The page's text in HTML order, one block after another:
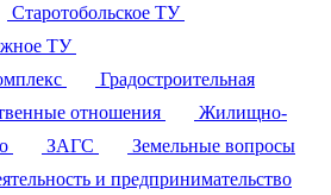
Старотобольское ТУ
ТУ
Градостроительная
отношения
Жилищно-
ЗАГС
Земельные вопросы
и предпринимательство